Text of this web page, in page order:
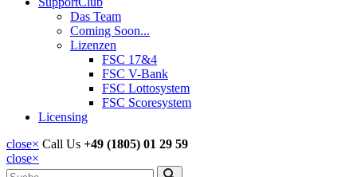
Das Team
Coming Soon...
Lizenzen
FSC 17&4
FSC V-Bank
FSC Lottosystem
FSC Scoresystem
Licensing
close× Call Us +49 (1805) 01 29 59
close×